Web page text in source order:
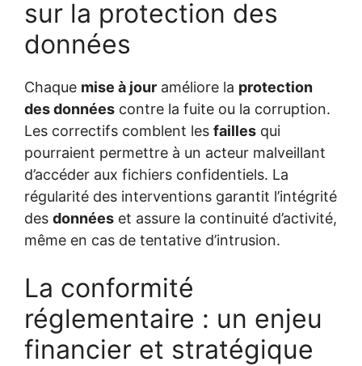
sur la protection des
données
Chaque mise à jour améliore la protection
des données contre la fuite ou la corruption.
Les correctifs comblent les failles qui
pourraient permettre à un acteur malveillant
d’accéder aux fichiers confidentiels. La
régularité des interventions garantit l’intégrité
des données et assure la continuité d’activité,
même en cas de tentative d’intrusion.
La conformité
réglementaire : un enjeu
financier et stratégique